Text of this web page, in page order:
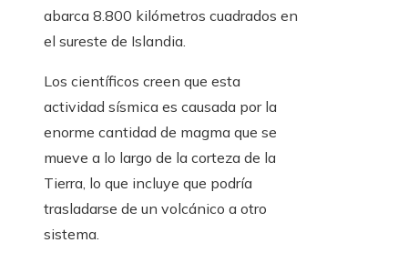
abarca 8.800 kilómetros cuadrados en
el sureste de Islandia.
Los científicos creen que esta
actividad sísmica es causada por la
enorme cantidad de magma que se
mueve a lo largo de la corteza de la
Tierra, lo que incluye que podría
trasladarse de un volcánico a otro
sistema.